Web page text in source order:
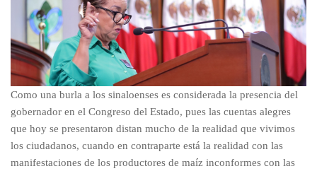
Como una burla a los sinaloenses es considerada la presencia del
gobernador en el Congreso del Estado, pues las cuentas alegres
que hoy se presentaron distan mucho de la realidad que vivimos
los ciudadanos, cuando en contraparte está la realidad con las
manifestaciones de los productores de maíz inconformes con las